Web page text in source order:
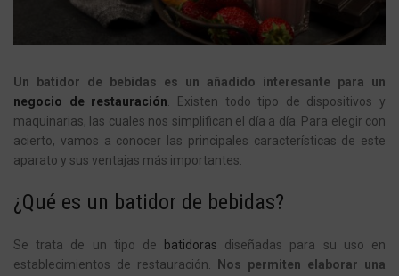
Un batidor de bebidas es un añadido interesante para un
negocio de restauración. Existen todo tipo de dispositivos y
maquinarias, las cuales nos simplifican el día a día. Para elegir con
acierto, vamos a conocer las principales características de este
aparato y sus ventajas más importantes.
¿Qué es un batidor de bebidas?
Se trata de un tipo de batidoras diseñadas para su uso en
establecimientos de restauración.
Nos permiten elaborar una